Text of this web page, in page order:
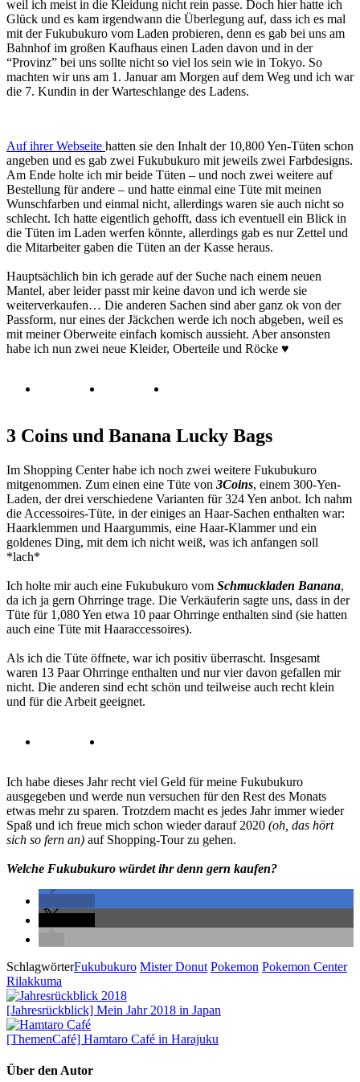
weil ich meist in die Kleidung nicht rein passe. Doch hier hatte ich
Glück und es kam irgendwann die Überlegung auf, dass ich es mal
mit der Fukubukuro vom Laden probieren, denn es gab bei uns am
Bahnhof im großen Kaufhaus einen Laden davon und in der
“Provinz” bei uns sollte nicht so viel los sein wie in Tokyo. So
machten wir uns am 1. Januar am Morgen auf dem Weg und ich war
die 7. Kundin in der Warteschlange des Ladens.
Auf ihrer Webseite hatten sie den Inhalt der 10,800 Yen-Tüten schon
angeben und es gab zwei Fukubukuro mit jeweils zwei Farbdesigns.
Am Ende holte ich mir beide Tüten – und noch zwei weitere auf
Bestellung für andere – und hatte einmal eine Tüte mit meinen
Wunschfarben und einmal nicht, allerdings waren sie auch nicht so
schlecht. Ich hatte eigentlich gehofft, dass ich eventuell ein Blick in
die Tüten im Laden werfen könnte, allerdings gab es nur Zettel und
die Mitarbeiter gaben die Tüten an der Kasse heraus.
Hauptsächlich bin ich gerade auf der Suche nach einem neuen
Mantel, aber leider passt mir keine davon und ich werde sie
weiterverkaufen… Die anderen Sachen sind aber ganz ok von der
Passform, nur eines der Jäckchen werde ich noch abgeben, weil es
mit meiner Oberweite einfach komisch aussieht. Aber ansonsten
habe ich nun zwei neue Kleider, Oberteile und Röcke ♥
3 Coins und Banana Lucky Bags
Im Shopping Center habe ich noch zwei weitere Fukubukuro
mitgenommen. Zum einen eine Tüte von 3Coins, einem 300-Yen-
Laden, der drei verschiedene Varianten für 324 Yen anbot. Ich nahm
die Accessoires-Tüte, in der einiges an Haar-Sachen enthalten war:
Haarklemmen und Haargummis, eine Haar-Klammer und ein
goldenes Ding, mit dem ich nicht weiß, was ich anfangen soll
*lach*
Ich holte mir auch eine Fukubukuro vom Schmuckladen Banana,
da ich ja gern Ohrringe trage. Die Verkäuferin sagte uns, dass in der
Tüte für 1,080 Yen etwa 10 paar Ohrringe enthalten sind (sie hatten
auch eine Tüte mit Haaraccessoires).
Als ich die Tüte öffnete, war ich positiv überrascht. Insgesamt
waren 13 Paar Ohrringe enthalten und nur vier davon gefallen mir
nicht. Die anderen sind echt schön und teilweise auch recht klein
und für die Arbeit geeignet.
Ich habe dieses Jahr recht viel Geld für meine Fukubukuro
ausgegeben und werde nun versuchen für den Rest des Monats
etwas mehr zu sparen. Trotzdem macht es jedes Jahr immer wieder
Spaß und ich freue mich schon wieder darauf 2020 (oh, das hört
sich so fern an) auf Shopping-Tour zu gehen.
Welche Fukubukuro würdet ihr denn gern kaufen?
SchlagwörterFukubukuro Mister Donut Pokemon Pokemon Center
Rilakkuma
[Jahresrückblick] Mein Jahr 2018 in Japan
[ThemenCafé] Hamtaro Café in Harajuku
Über den Autor